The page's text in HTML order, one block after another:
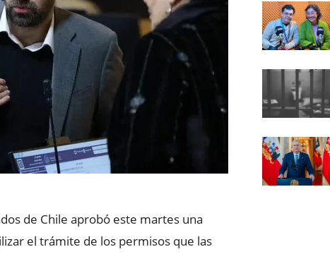
de Chile aprobó este martes una
el trámite de los permisos que las